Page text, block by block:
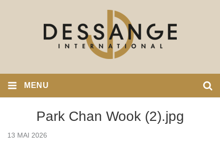
MENU
Park Chan Wook (2).jpg
13 MAI 2026